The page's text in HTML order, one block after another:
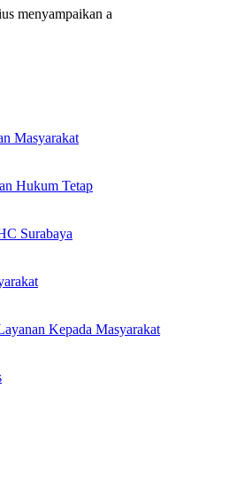
menyampaikan a
Masyarakat
Hukum Tetap
Surabaya
Kepada Masyarakat